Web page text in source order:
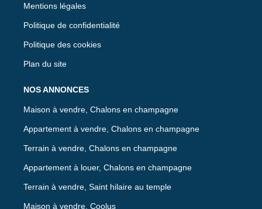
Mentions légales
Politique de confidentialité
Politique des cookies
Plan du site
NOS ANNONCES
Maison à vendre, Chalons en champagne
Appartement à vendre, Chalons en champagne
Terrain à vendre, Chalons en champagne
Appartement à louer, Chalons en champagne
Terrain à vendre, Saint hilaire au temple
Maison à vendre, Coolus